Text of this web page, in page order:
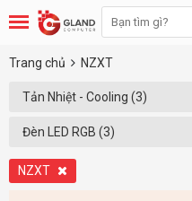
Trang chủ NZXT
Tản Nhiệt - Cooling (3)
Đèn LED RGB (3)
NZXT